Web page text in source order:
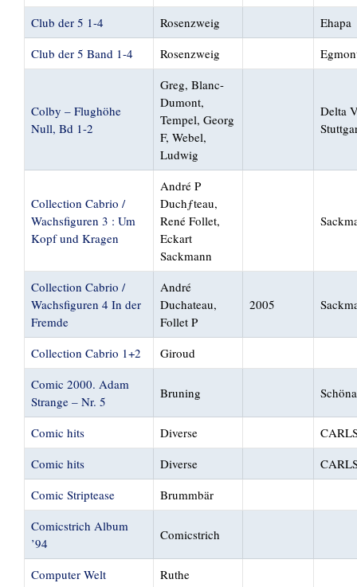
Club der 5 1-4 Rosenzweig
Ehapa
Club der 5 Band 1-4
Rosenzweig
Colby – Flughöhe
Null, Bd 1-2
Greg, Blanc-
Dumont,
Tempel, Georg
F, Webel,
Ludwig
Delta
Collection Cabrio /
Wachsfiguren 3 : Um
Kopf und Kragen
André P
Duchƒteau,
René Follet,
Eckart
Sackmann
Collection Cabrio /
Wachsfiguren 4 In der
Fremde
André
Duchateau,
Follet P
2005
Collection Cabrio 1+2
Giroud
Comic 2000. Adam
Strange – Nr. 5
Bruning
Comic hits Diverse
Comic hits
Diverse
Comic Striptease
Brummbär
Comicstrich Album
’94
Comicstrich
Computer Welt Ruthe